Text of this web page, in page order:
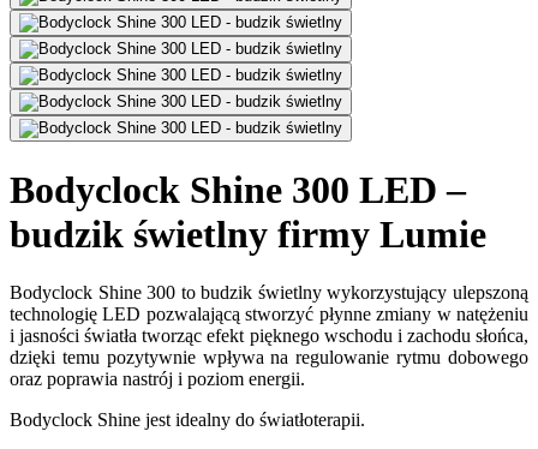
Bodyclock Shine 300 LED –
budzik świetlny firmy Lumie
Bodyclock Shine 300 to budzik świetlny wykorzystujący ulepszoną
technologię LED pozwalającą stworzyć płynne zmiany w natężeniu
i jasności światła tworząc efekt pięknego wschodu i zachodu słońca,
dzięki temu pozytywnie wpływa na regulowanie rytmu dobowego
oraz poprawia nastrój i poziom energii.
Bodyclock Shine jest idealny do światłoterapii.